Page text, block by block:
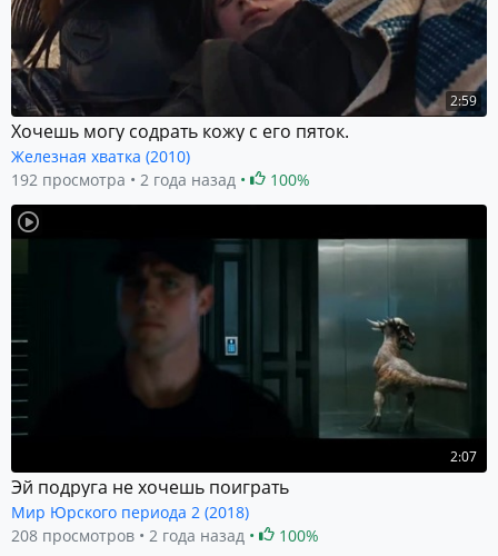
2:59
Хочешь могу содрать кожу с его пяток.
Железная хватка (2010)
192 просмотра
2 года назад 100%
2:07
Эй подруга не хочешь поиграть
Мир Юрского периода 2 (2018)
208 просмотров
2 года назад 100%